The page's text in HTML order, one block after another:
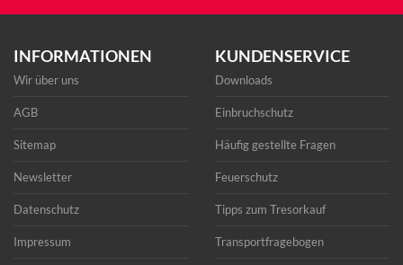
INFORMATIONEN
Wir über uns
AGB
Sitemap
Newsletter
Datenschutz
Impressum
KUNDENSERVICE
Downloads
Einbruchschutz
Häufig gestellte Fragen
Feuerschutz
Tipps zum Tresorkauf
Transportfragebogen